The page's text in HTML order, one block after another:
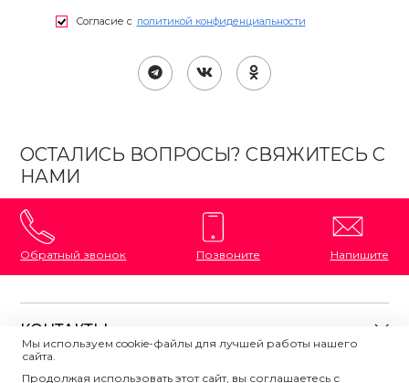
Согласие с политикой конфиденциальности
ОСТАЛИСЬ ВОПРОСЫ? СВЯЖИТЕСЬ С
НАМИ
Обратный звонок Позвоните Напишите
КОНТАКТЫ
8 (800) 333-87-72
Мы используем cookie-файлы для лучшей работы нашего
сайта.
Продолжая использовать этот сайт, вы соглашаетесь с